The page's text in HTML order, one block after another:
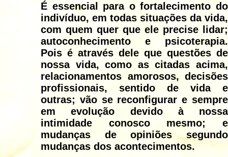
É essencial para o fortalecimento do
indivíduo, em todas situações da vida,
com quem quer que ele precise lidar;
autoconhecimento e psicoterapia.
Pois é através dele que questões de
nossa vida, como as citadas acima,
relacionamentos amorosos, decisões
profissionais, sentido de vida e
outras; vão se reconfigurar e sempre
em evolução devido à nossa
intimidade conosco mesmo; e
mudanças de opiniões segundo
mudanças dos acontecimentos.